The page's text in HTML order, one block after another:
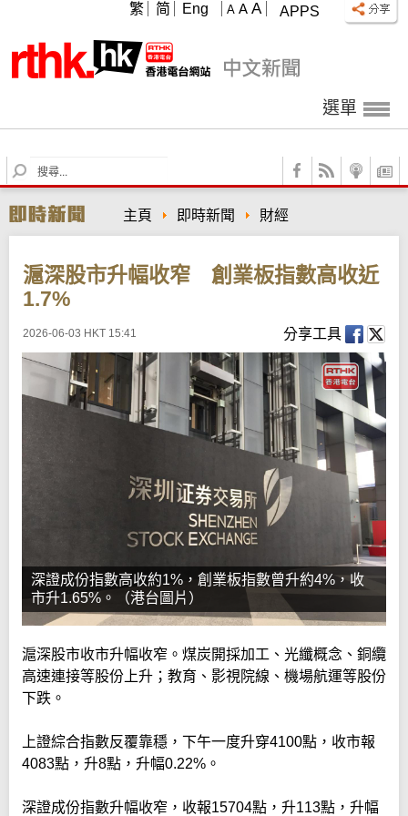
APPS
A A A
繁 简 Eng
選單
S
e
r
c
主頁 即時新聞 財經
滬深股市升幅收窄 創業板指數高收近
1.7%
2026-06-03 HKT 15:41 分享工具
深證成份指數高收約1%，創業板指數曾升約4%，收
市升1.65%。（港台圖片）
滬深股市收市升幅收窄。煤炭開採加工、光纖概念、銅纜
高速連接等股份上升；教育、影視院線、機場航運等股份
下跌。
上證綜合指數反覆靠穩，下午一度升穿4100點，收市報
4083點，升8點，升幅0.22%。
深證成份指數升幅收窄，收報15704點，升113點，升幅